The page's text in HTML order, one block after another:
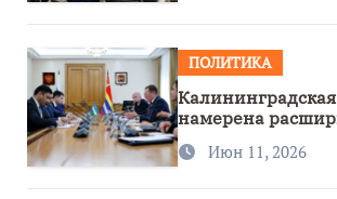
ПОЛИТИКА
Калининградская
намерена
сотрудничество с
Июн 11, 2026